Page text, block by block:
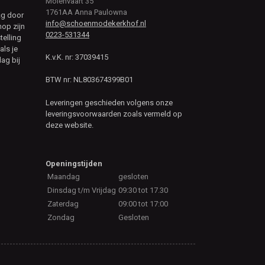
door
zijn
je
bij
1761AA Anna Paulowna
info@schoenmodekerkhof.nl
0223-531344
K.v.K. nr: 37039415
BTW nr: NL803674399B01
Leveringen geschieden volgens onze
leveringsvoorwaarden zoals vermeld op
deze website.
Openingstijden
Maandag
gesloten
Dinsdag t/m Vrijdag 09:30 tot 17.30
Zaterdag
09:00 tot 17:00
Zondag
Gesloten